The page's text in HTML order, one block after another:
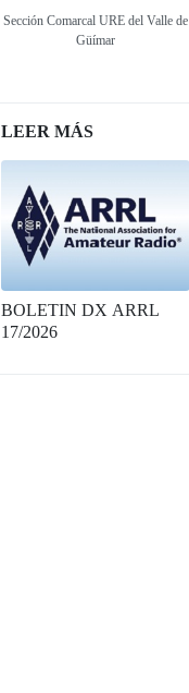
Sección Comarcal URE del Valle de
Güímar
LEER MÁS
BOLETIN DX ARRL
17/2026